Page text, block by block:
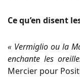
Ce qu’en disent
« Vermiglio ou la
enchante les
Mercier pour